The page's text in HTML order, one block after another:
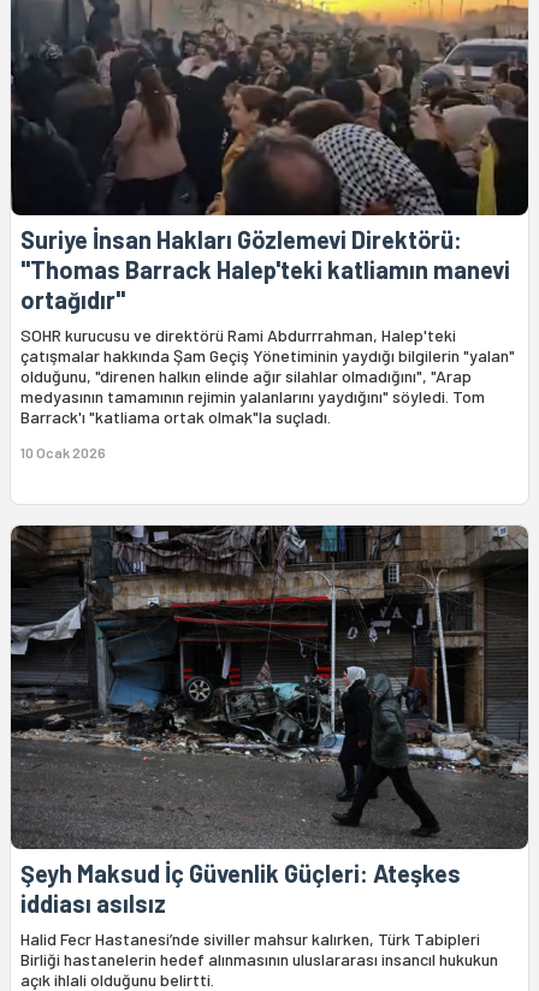
Suriye İnsan Hakları Gözlemevi Direktörü:
"Thomas Barrack Halep'teki katliamın manevi
ortağıdır"
SOHR kurucusu ve direktörü Rami Abdurrrahman, Halep'teki
çatışmalar hakkında Şam Geçiş Yönetiminin yaydığı bilgilerin "yalan"
olduğunu, "direnen halkın elinde ağır silahlar olmadığını", "Arap
medyasının tamamının rejimin yalanlarını yaydığını" söyledi. Tom
Barrack'ı "katliama ortak olmak"la suçladı.
10 Ocak 2026
Şeyh Maksud İç Güvenlik Güçleri: Ateşkes
iddiası asılsız
Halid Fecr Hastanesi’nde siviller mahsur kalırken, Türk Tabipleri
Birliği hastanelerin hedef alınmasının uluslararası insancıl hukukun
açık ihlali olduğunu belirtti.